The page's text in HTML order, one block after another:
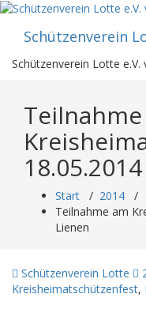
Zum
springenSchützenverein
Schützenverein Lotte e.V.
Start / 2014 /
Teilnahme am
Lienen
Schützenverein Lotte
Kreisheimatschützenfest,